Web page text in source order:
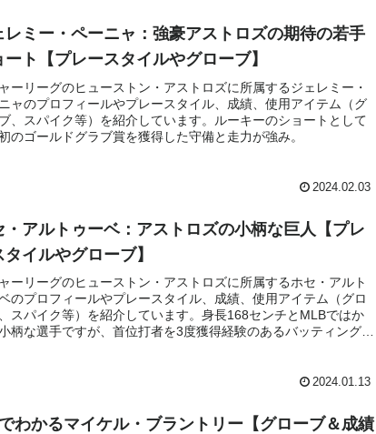
レミー・ペーニャ：強豪アストロズの期待の若手
ート【プレースタイルやグローブ】
ーリーグのヒューストン・アストロズに所属するジェレミー・
ャのプロフィールやプレースタイル、成績、使用アイテム（グ
、スパイク等）を紹介しています。ルーキーのショートとして
のゴールドグラブ賞を獲得した守備と走力が強み。
2024.02.03
・アルトゥーベ：アストロズの小柄な巨人【プレ
タイルやグローブ】
ーリーグのヒューストン・アストロズに所属するホセ・アルト
のプロフィールやプレースタイル、成績、使用アイテム（グロ
スパイク等）を紹介しています。身長168センチとMLBではか
柄な選手ですが、首位打者を3度獲得経験のあるバッティングを
2024.01.13
わかるマイケル・ブラントリー【グローブ＆成績